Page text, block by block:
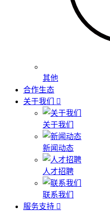
其他
合作生态
关于我们
关于我们
新闻动态
人才招聘
联系我们
服务支持